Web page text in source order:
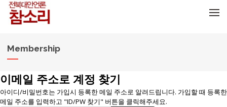
Membership
이메일 주소로 계정 찾기
아이디/비밀번호는 가입시 등록한 메일 주소로 알려드립니다. 가입할 때 등록한
메일 주소를 입력하고 "ID/PW 찾기" 버튼을 클릭해주세요.